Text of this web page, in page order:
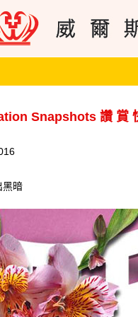
Snapshots 讚 賞
黑暗